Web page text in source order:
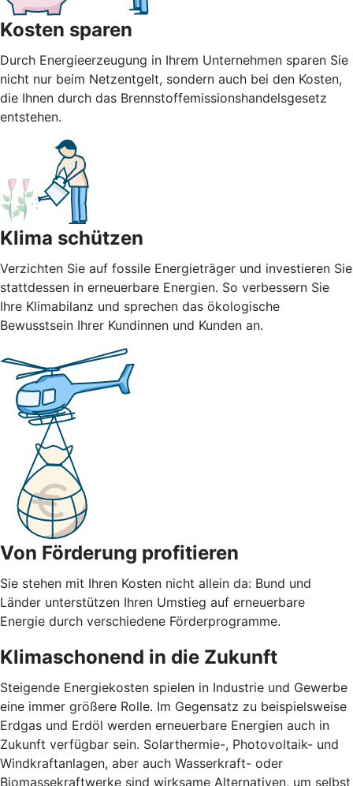
Kosten sparen
Durch Energieerzeugung in Ihrem Unternehmen sparen Sie
nicht nur beim Netzentgelt, sondern auch bei den Kosten,
die Ihnen durch das Brennstoffemissionshandelsgesetz
entstehen.
Klima schützen
Verzichten Sie auf fossile Energieträger und investieren Sie
stattdessen in erneuerbare Energien. So verbessern Sie
Ihre Klimabilanz und sprechen das ökologische
Bewusstsein Ihrer Kundinnen und Kunden an.
Von Förderung profitieren
Sie stehen mit Ihren Kosten nicht allein da: Bund und
Länder unterstützen Ihren Umstieg auf erneuerbare
Energie durch verschiedene Förderprogramme.
Klimaschonend in die Zukunft
Steigende Energiekosten spielen in Industrie und Gewerbe
eine immer größere Rolle. Im Gegensatz zu beispielsweise
Erdgas und Erdöl werden erneuerbare Energien auch in
Zukunft verfügbar sein. Solarthermie-, Photovoltaik- und
Windkraftanlagen, aber auch Wasserkraft- oder
Biomassekraftwerke sind wirksame Alternativen, um selbst